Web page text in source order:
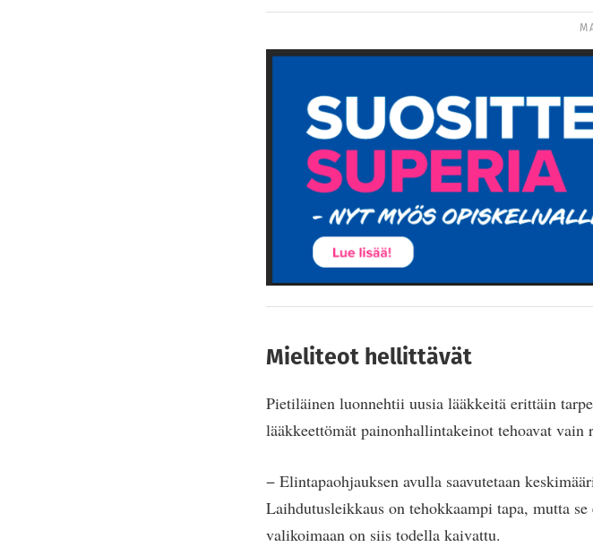
Mieliteot hellittävät
Pietiläinen luonnehtii uusia lääkkeitä erittäin
lääkkeettömät painonhallintakeinot tehoavat vain
− Elintapaohjauksen avulla saavutetaan
Laihdutusleikkaus on tehokkaampi tapa, mutta
valikoimaan on siis todella kaivattu.